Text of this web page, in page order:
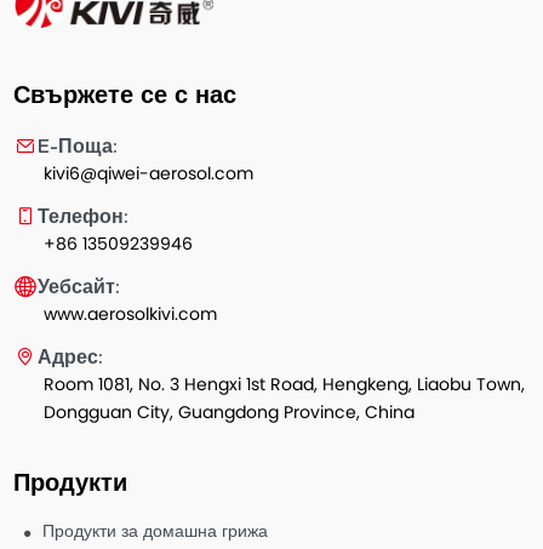
Свържете се с нас
E-Поща:
kivi6@qiwei-aerosol.com
Телефон:
+86 13509239946
Уебсайт:
www.aerosolkivi.com
Адрес:
Room 1081, No. 3 Hengxi 1st Road, Hengkeng, Liaobu Town,
Dongguan City, Guangdong Province, China
Продукти
Продукти за домашна грижа